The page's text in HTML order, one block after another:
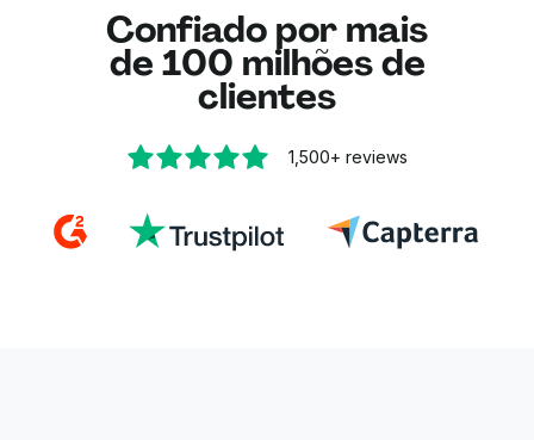
com o mesmo processo seguro.
Confiado por mais
de 100 milhões de
clientes
1,500+ reviews